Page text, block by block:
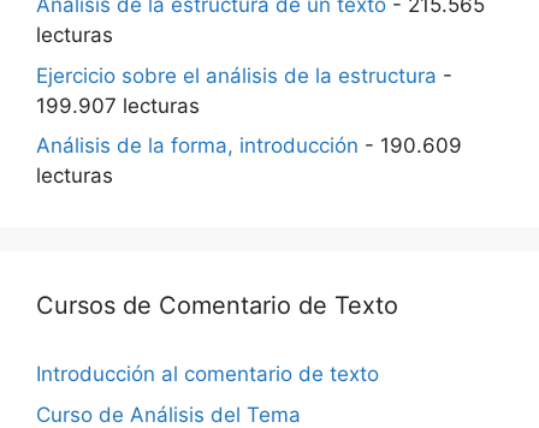
Análisis de la estructura de un texto - 215.565
lecturas
Ejercicio sobre el análisis de la estructura -
199.907 lecturas
Análisis de la forma, introducción - 190.609
lecturas
Cursos de Comentario de Texto
Introducción al comentario de texto
Curso de Análisis del Tema